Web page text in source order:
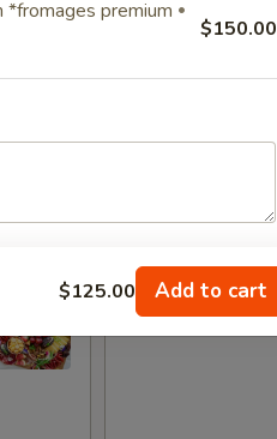
premium
$150.00
$125.00 Add to cart